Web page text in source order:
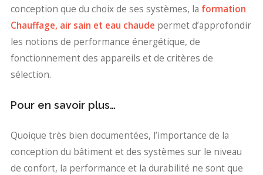
conception que du choix de ses systèmes, la formation
Chauffage, air sain et eau chaude permet d’approfondir
les notions de performance énergétique, de
fonctionnement des appareils et de critères de
sélection.
Pour en savoir plus…
Quoique très bien documentées, l’importance de la
conception du bâtiment et des systèmes sur le niveau
de confort, la performance et la durabilité ne sont que